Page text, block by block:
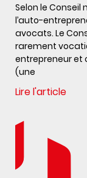
Selon le Conseil
l’auto-
avocats. Le
rarement
entrepreneur et
(une
Lire l'article